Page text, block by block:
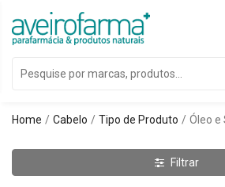
Home Cabelo Tipo de Produto Óleo e
Filtrar